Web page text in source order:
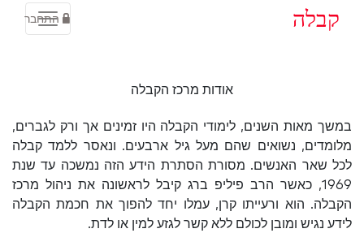
קבלה התחבר
אודות מרכז הקבלה
במשך מאות השנים, לימודי הקבלה היו זמינים אך ורק לגברים,
מלומדים, נשואים שהם מעל גיל ארבעים. ונאסר ללמד קבלה
לכל שאר האנשים. מסורת הסתרת הידע הזה נמשכה עד שנת
1969, כאשר הרב פיליפ ברג קיבל לראשונה את ניהול מרכז
הקבלה. הוא ורעייתו קרן, עמלו יחד להפוך את חכמת הקבלה
לידע נגיש ומובן לכולם ללא קשר לגזע למין או לדת.